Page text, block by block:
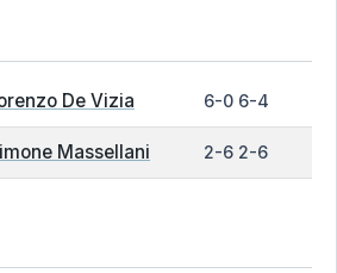
De Vizia 6-0 6-4
Massellani 2-6 2-6